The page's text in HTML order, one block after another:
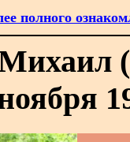
полного